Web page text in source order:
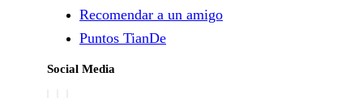
Recomendar a un amigo
Puntos TianDe
Social Media